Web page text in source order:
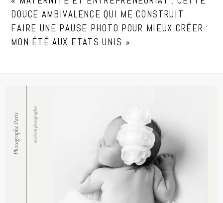
POST COMMENT
DOUCE AMBIVALENCE QUI ME CONSTRUIT
FAIRE UNE PAUSE PHOTO POUR MIEUX CRÉER :
MON ÉTÉ AUX ETATS UNIS »